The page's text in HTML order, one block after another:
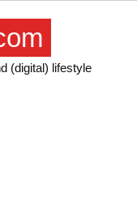
(digital) lifestyle